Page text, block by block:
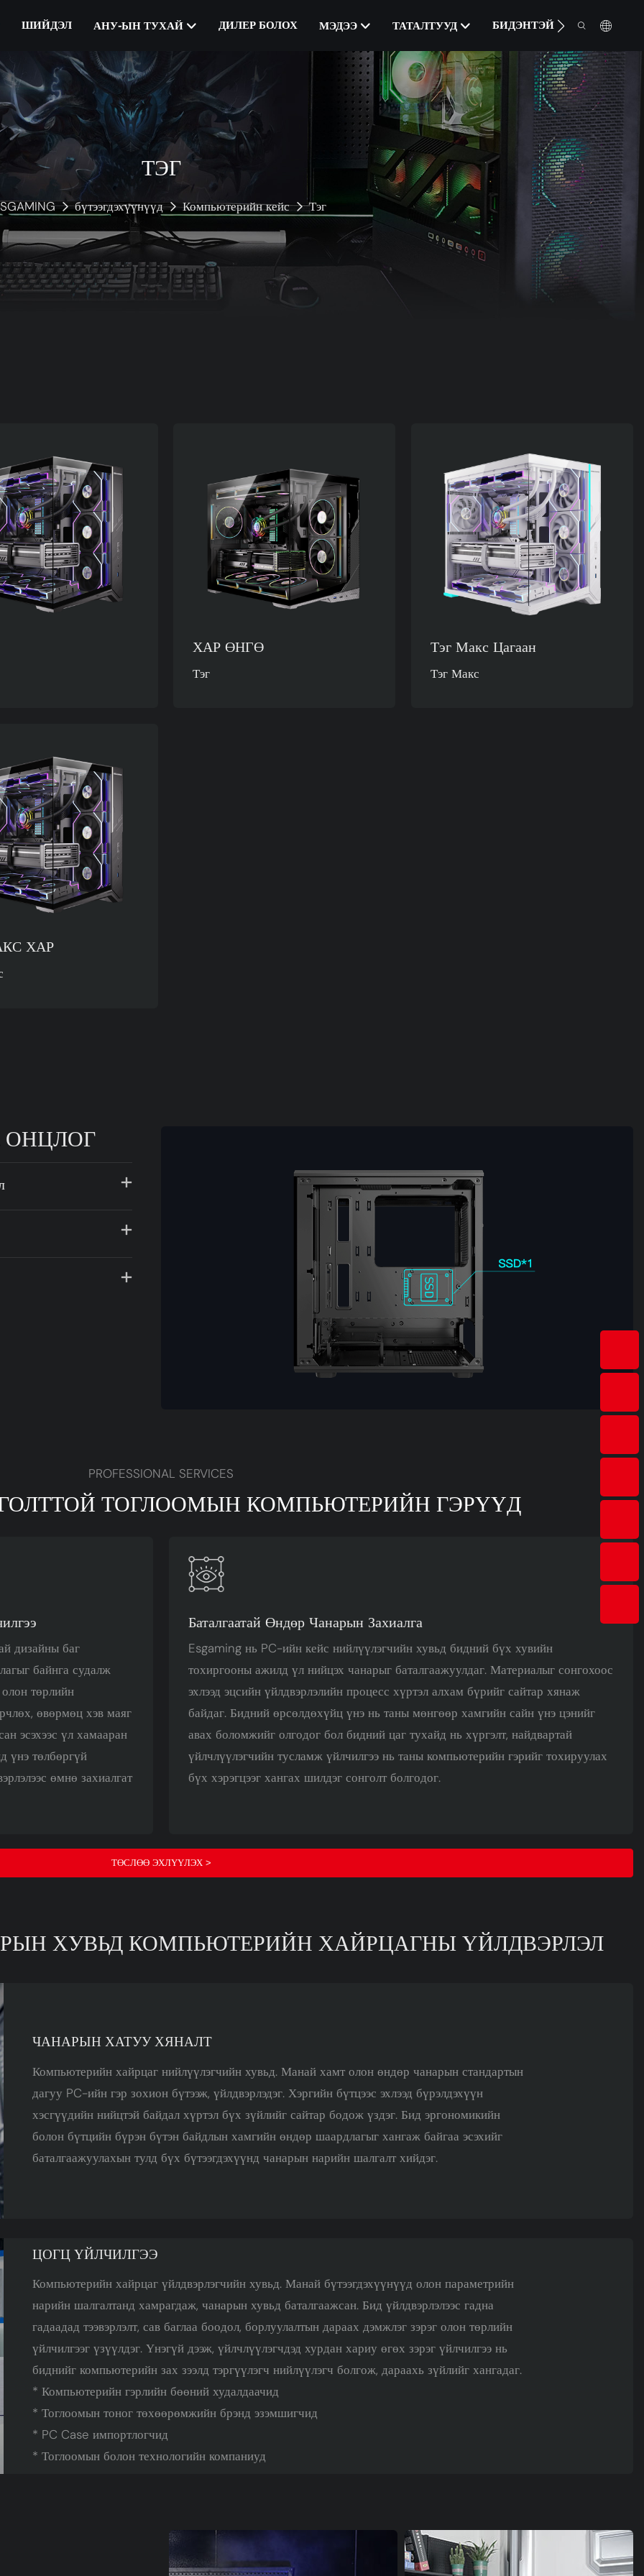
ШИЙДЭЛ АНУ-ЫН ТУХАЙ ДИЛЕР БОЛОХ МЭДЭЭ ТАТАЛТУУД БИДЭНТЭЙ ХОЛБОО
ТЭГ
бүтээгдэхүүнүүд Компьютерийн кейс Тэг
ХАР ӨНГӨ
Тэг
Тэг Макс Цагаан
Тэг Макс
ХАР
ОНЦЛОГ
PROFESSIONAL SERVICES
ТОГЛООМЫН КОМПЬЮТЕРИЙН ГЭРҮҮД
дизайны баг
байнга судалж
төрлийн
өвөрмөц хэв маяг
эсэхээс үл хамааран
үнэ төлбөргүй
өмнө захиалгат
Баталгаатай Өндөр Чанарын Захиалга
Esgaming нь PC-ийн кейс нийлүүлэгчийн хувьд бидний бүх хувийн
тохиргооны ажилд үл нийцэх чанарыг баталгаажуулдаг. Материалыг сонгохоос
эхлээд эцсийн үйлдвэрлэлийн процесс хүртэл алхам бүрийг сайтар хянаж
байдаг. Бидний өрсөлдөхүйц үнэ нь таны мөнгөөр ​​хамгийн сайн үнэ цэнийг
авах боломжийг олгодог бол бидний цаг тухайд нь хүргэлт, найдвартай
үйлчлүүлэгчийн тусламж үйлчилгээ нь таны компьютерийн гэрийг тохируулах
бүх хэрэгцээг хангах шилдэг сонголт болгодог.
ТӨСЛӨӨ ЭХЛҮҮЛЭХ >
ХУВЬД КОМПЬЮТЕРИЙН ХАЙРЦАГНЫ ҮЙЛДВЭРЛЭЛ
ЧАНАРЫН ХАТУУ ХЯНАЛТ
Компьютерийн хайрцаг нийлүүлэгчийн хувьд. Манай хамт олон өндөр чанарын стандартын
дагуу PC-ийн гэр зохион бүтээж, үйлдвэрлэдэг. Хэргийн бүтцээс эхлээд бүрэлдэхүүн
хэсгүүдийн нийцтэй байдал хүртэл бүх зүйлийг сайтар бодож үздэг. Бид эргономикийн
болон бүтцийн бүрэн бүтэн байдлын хамгийн өндөр шаардлагыг хангаж байгаа эсэхийг
баталгаажуулахын тулд бүх бүтээгдэхүүнд чанарын нарийн шалгалт хийдэг.
ЦОГЦ ҮЙЛЧИЛГЭЭ
Компьютерийн хайрцаг үйлдвэрлэгчийн хувьд. Манай бүтээгдэхүүнүүд олон параметрийн
нарийн шалгалтанд хамрагдаж, чанарын хувьд баталгаажсан. Бид үйлдвэрлэлээс гадна
гадаадад тээвэрлэлт, сав баглаа боодол, борлуулалтын дараах дэмжлэг зэрэг олон төрлийн
үйлчилгээг үзүүлдэг. Үнэгүй дээж, үйлчлүүлэгчдэд хурдан хариу өгөх зэрэг үйлчилгээ нь
биднийг компьютерийн зах зээлд тэргүүлэгч нийлүүлэгч болгож, дараахь зүйлийг хангадаг.
* Компьютерийн гэрлийн бөөний худалдаачид
* Тоглоомын тоног төхөөрөмжийн брэнд эзэмшигчид
* PC Case импортлогчид
* Тоглоомын болон технологийн компаниуд